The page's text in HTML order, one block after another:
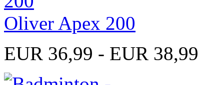
Oliver Apex 200
EUR 36,99 - EUR 38,99